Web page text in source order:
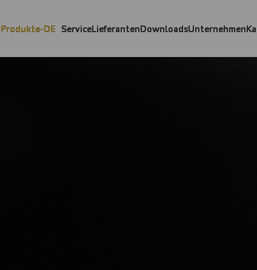
Produkte-DE ServiceLieferantenDownloadsUnternehmen